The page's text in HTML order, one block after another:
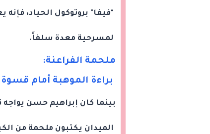
"فيفا" بروتوكول الحياد،
لمسرحية معدة سلفاً.
ملحمة الفراعنة:
براءة الموهبة أمام قسوة
بينما كان إبراهيم حسن
الميدان يكتبون ملحمة من